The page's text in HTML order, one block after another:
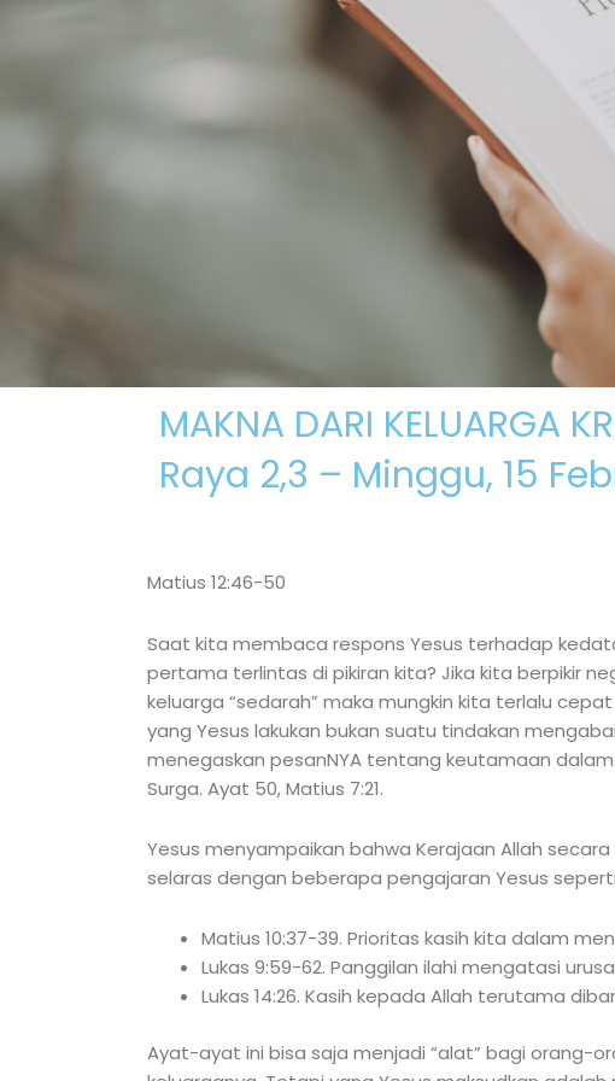
MAKNA DARI KELUARGA
Raya 2,3 – Minggu, 15
Matius 12:46-50
Saat kita membaca respons Yesus terhadap
pertama terlintas di pikiran kita? Jika kita berpikir
keluarga “sedarah” maka mungkin kita terlalu
yang Yesus lakukan bukan suatu tindakan
menegaskan pesanNYA tentang keutamaan
Surga. Ayat 50, Matius 7:21.
Yesus menyampaikan bahwa Kerajaan Allah
selaras dengan beberapa pengajaran Yesus
Matius 10:37-39. Prioritas kasih kita dalam
Lukas 9:59-62. Panggilan ilahi mengatasi
Lukas 14:26. Kasih kepada Allah terutama
Ayat-ayat ini bisa saja menjadi “alat” bagi orang-